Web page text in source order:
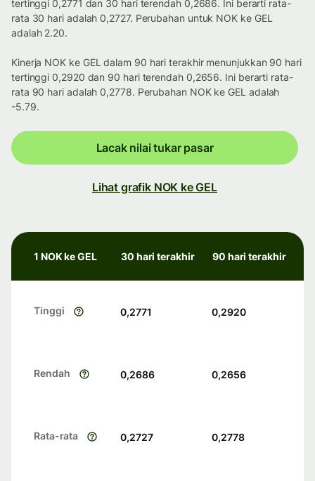
tertinggi 0,2771 dan 30 hari terendah 0,2686. Ini berarti rata-
rata 30 hari adalah 0,2727. Perubahan untuk NOK ke GEL
adalah 2.20.
Kinerja NOK ke GEL dalam 90 hari terakhir menunjukkan 90 hari
tertinggi 0,2920 dan 90 hari terendah 0,2656. Ini berarti rata-
rata 90 hari adalah 0,2778. Perubahan NOK ke GEL adalah
-5.79.
Lacak nilai tukar pasar
Lihat grafik NOK ke GEL
1 NOK ke GEL 30 hari terakhir 90 hari terakhir
Tinggi 0,2771 0,2920
Rendah 0,2686 0,2656
Rata-rata 0,2727 0,2778